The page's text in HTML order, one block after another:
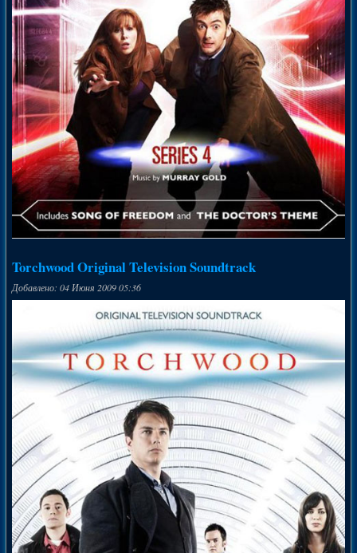
Torchwood Original Television Soundtrack
Добавлено: 04 Июня 2009 05:36